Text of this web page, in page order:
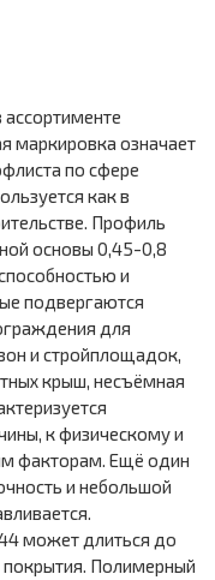
маркировка означает
по сфере
как в
Профиль
основы 0,45-0,8
и
подвергаются
для
и стройплощадок,
крыш, несъёмная
к физическому и
факторам. Ещё один
и небольшой
может длиться до
покрытия. Полимерный